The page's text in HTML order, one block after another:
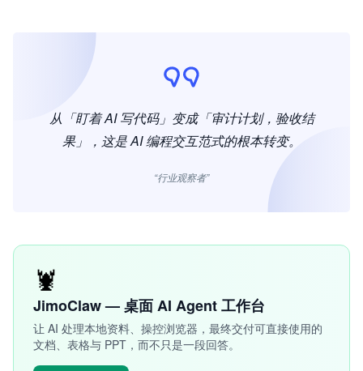
从「盯着 AI 写代码」变成「审计计划，验收结
果」，这是 AI 编程交互范式的根本转变。
“行业观察者”
🦞
JimoClaw — 桌面 AI Agent 工作台
让 AI 处理本地资料、操控浏览器，最终交付可直接使用的
文档、表格与 PPT，而不只是一段回答。